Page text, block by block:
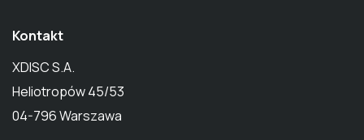
Kontakt
XDISC S.A.
Heliotropów 45/53
04-796 Warszawa